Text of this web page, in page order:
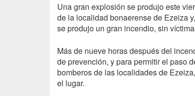
Una gran explosión se produjo este
de la localidad bonaerense de Ezeiza
se produjo un gran incendio, sin
Más de nueve horas después del
de prevención, y para permitir el paso
bomberos de las localidades de
el lugar.